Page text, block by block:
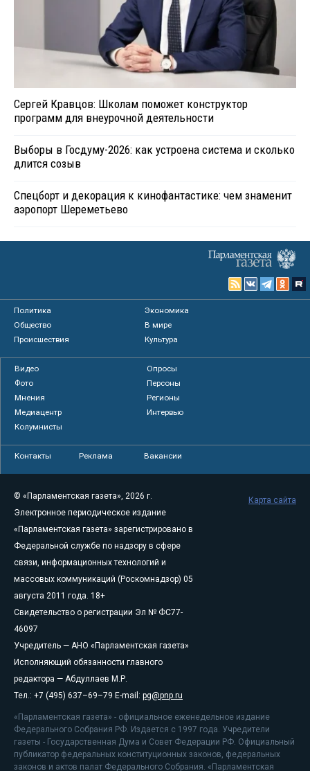
Сергей Кравцов: Школам поможет конструктор
программ для внеурочной деятельности
Выборы в Госдуму-2026: как устроена система и сколько
длится созыв
Спецборт и декорация к кинофантастике: чем знаменит
аэропорт Шереметьево
Политика
Экономика
Общество
В мире
Происшествия
Культура
Видео
Опросы
Фото
Персоны
Мнения
Регионы
Медиацентр
Интервью
Колумнисты
Контакты Реклама Вакансии
© «Парламентская газета», 2026 г.
Электронное периодическое издание
«Парламентская газета» зарегистрировано в
Федеральной службе по надзору в сфере
связи, информационных технологий и
массовых коммуникаций (Роскомнадзор) 05
августа 2011 года. 18+
Свидетельство о регистрации Эл № ФС77-
46097
Учредитель — АНО «Парламентская газета»
Исполняющий обязанности главного
редактора — Абдуллаев М.Р.
Тел.: +7 (495) 637–69–79 E-mail: pg@pnp.ru
«Парламентская газета» - официальное еженедельное издание
Федерального Собрания РФ. Издается с 1997 года. Учредители
газеты - Государственная Дума и Совет Федерации РФ. Официальный
публикатор федеральных конституционных законов, федеральных
законов и актов палат Федерального Собрания. «Парламентская
Карта сайта